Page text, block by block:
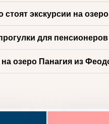
стоят экскурсии на
для пенсионеров
озеро Панагия из